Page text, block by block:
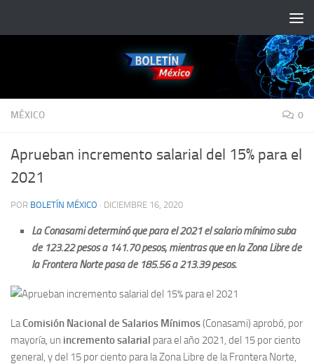
MÉXICO 0
Aprueban incremento salarial del 15% para el
2021
POR BOLETÍN MÉXICO · DICIEMBRE 16, 2020
La Conasami determinó que para el 2021 el salario mínimo suba
de 123.22 pesos a 141.70 pesos; mientras que en la Zona Libre de
la Frontera Norte pasa de 185.56 a 213.39 pesos.
LaComisión Nacional de Salarios Mínimos(Conasami) aprobó, por
mayoría, un incremento salarial para el año 2021, del 15 por ciento
general, y del 15 por ciento para la Zona Libre de la Frontera Norte,